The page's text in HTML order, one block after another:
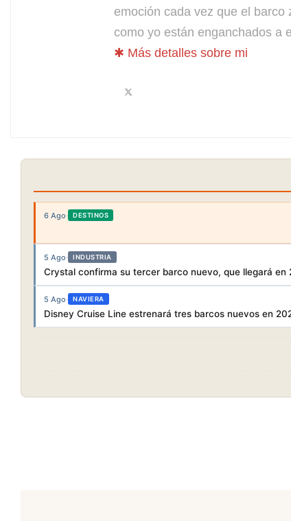
emoción cada vez que el
como yo están enganchados a
✱ Más detalles sobre mi
6 Ago· DESTINOS
5 Ago· INDUSTRIA
Crystal confirma su tercer barco nuevo, que llegará en
5 Ago· NAVIERA
Disney Cruise Line estrenará tres barcos nuevos en